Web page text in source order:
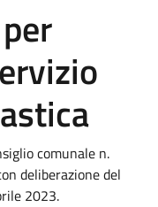
comunale n.
deliberazione del
2023.